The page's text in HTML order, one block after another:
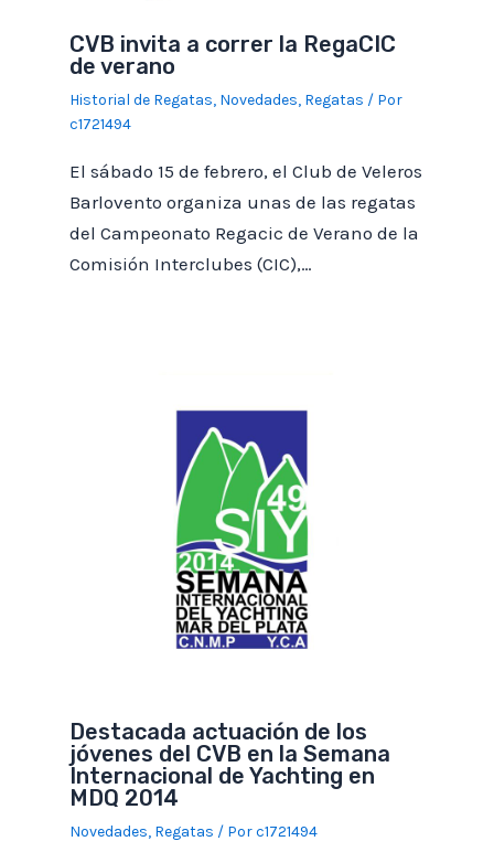
CVB invita a correr la RegaCIC
de verano
Historial de Regatas, Novedades, Regatas / Por
c1721494
El sábado 15 de febrero, el Club de Veleros
Barlovento organiza unas de las regatas
del Campeonato Regacic de Verano de la
Comisión Interclubes (CIC),…
Destacada actuación de los
jóvenes del CVB en la Semana
Internacional de Yachting en
MDQ 2014
Novedades, Regatas / Porc1721494